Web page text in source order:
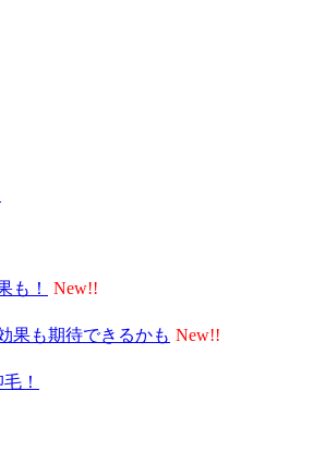
も！
果も期待できるかも
！